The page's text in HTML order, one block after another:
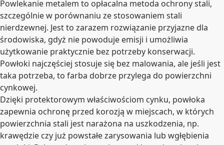
Powlekanie metalem to opłacalna metoda ochrony stali,
szczególnie w porównaniu ze stosowaniem stali
nierdzewnej. Jest to zarazem rozwiązanie przyjazne dla
środowiska, gdyż nie powoduje emisji i umożliwia
użytkowanie praktycznie bez potrzeby konserwacji.
Powłoki najczęściej stosuje się bez malowania, ale jeśli jest
taka potrzeba, to farba dobrze przylega do powierzchni
cynkowej.
Dzięki protektorowym właściwościom cynku, powłoka
zapewnia ochronę przed korozją w miejscach, w których
powierzchnia stali jest narażona na uszkodzenia, np.
krawędzie czy już powstałe zarysowania lub wgłębienia